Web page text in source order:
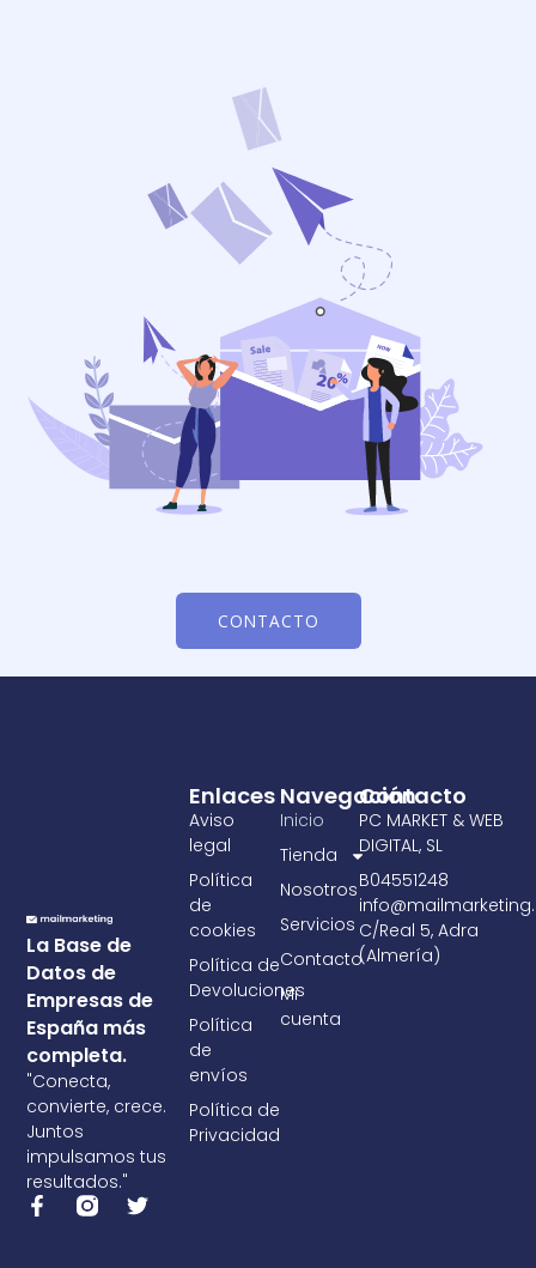
CONTACTO
La Base de
Datos de
Empresas de
España más
completa.
"Conecta,
convierte, crece.
Juntos
impulsamos tus
resultados."
F
a
T
Navegación
Inicio
Tienda
Nosotros
Servicios
Contacto
Mi
cuenta
Enlaces
Aviso
legal
Política
de
cookies
Política de
Devoluciones
Política
de
envíos
Política de
Privacidad
Contacto
PC MARKET & WEB
DIGITAL, SL
B04551248
C/Real 5, Adra
(Almería)